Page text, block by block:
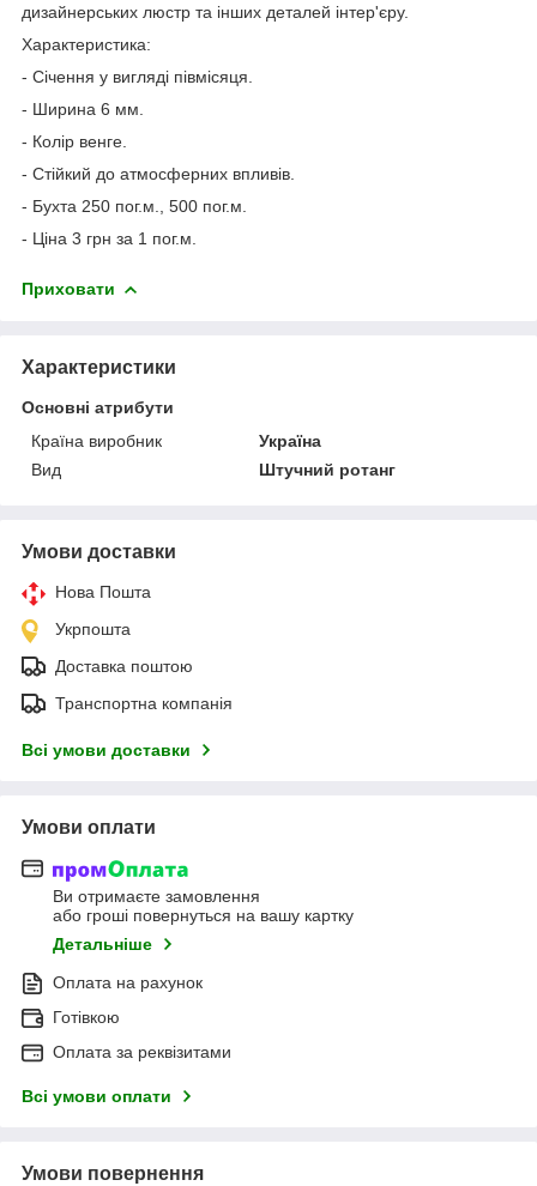
дизайнерських люстр та інших деталей інтер'єру.
Характеристика:
- Січення у вигляді півмісяця.
- Ширина 6 мм.
- Колір венге.
- Стійкий до атмосферних впливів.
- Бухта 250 пог.м., 500 пог.м.
- Ціна 3 грн за 1 пог.м.
Приховати
Характеристики
Основні атрибути
Країна виробник
Україна
Вид
Штучний ротанг
Умови доставки
Нова Пошта
Укрпошта
Доставка поштою
Транспортна компанія
Всі умови доставки
Умови оплати
Ви отримаєте замовлення
або гроші повернуться на вашу картку
Детальніше
Оплата на рахунок
Готівкою
Оплата за реквізитами
Всі умови оплати
Умови повернення